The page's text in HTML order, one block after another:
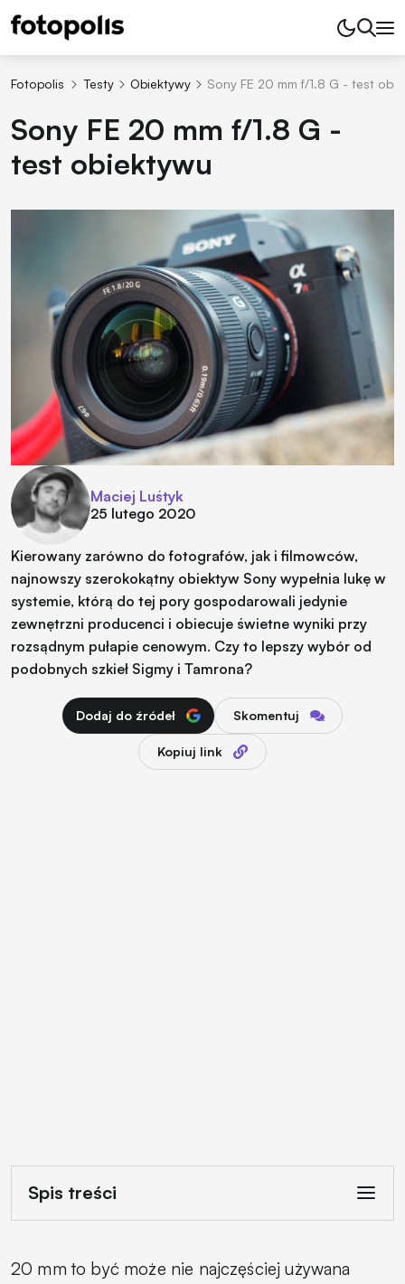
Fotopolis Testy Obiektywy Sony FE 20 mm f/1.8 G - test
Sony FE 20 mm f/1.8 G -
test obiektywu
Maciej Luśtyk
25 lutego 2020
Kierowany zarówno do fotografów, jak i filmowców,
najnowszy szerokokątny obiektyw Sony wypełnia lukę w
systemie, którą do tej pory gospodarowali jedynie
zewnętrzni producenci i obiecuje świetne wyniki przy
rozsądnym pułapie cenowym. Czy to lepszy wybór od
podobnych szkieł Sigmy i Tamrona?
Dodaj do źródeł Skomentuj
Kopiuj link
Spis treści
20 mm to być może nie najczęściej używana